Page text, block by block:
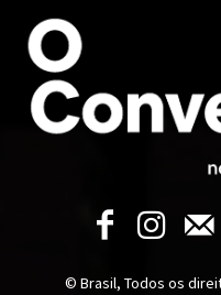
© Brasil, Todos os